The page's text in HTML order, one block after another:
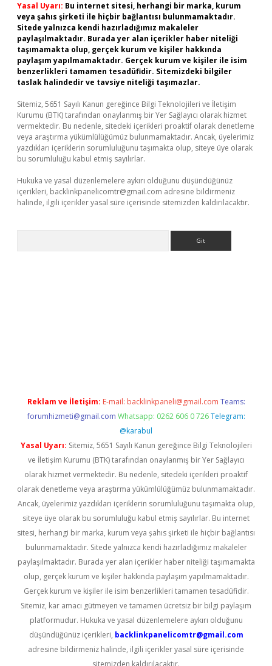
Yasal Uyarı: Bu internet sitesi, herhangi bir marka, kurum
veya şahıs şirketi ile hiçbir bağlantısı bulunmamaktadır.
Sitede yalnızca kendi hazırladığımız makaleler
paylaşılmaktadır. Burada yer alan içerikler haber niteliği
taşımamakta olup, gerçek kurum ve kişiler hakkında
paylaşım yapılmamaktadır. Gerçek kurum ve kişiler ile isim
benzerlikleri tamamen tesadüfidir. Sitemizdeki bilgiler
taslak halindedir ve tavsiye niteliği taşımazlar.
Sitemiz, 5651 Sayılı Kanun gereğince Bilgi Teknolojileri ve İletişim
Kurumu (BTK) tarafından onaylanmış bir Yer Sağlayıcı olarak hizmet
vermektedir. Bu nedenle, sitedeki içerikleri proaktif olarak denetleme
veya araştırma yükümlülüğümüz bulunmamaktadır. Ancak, üyelerimiz
yazdıkları içeriklerin sorumluluğunu taşımakta olup, siteye üye olarak
bu sorumluluğu kabul etmiş sayılırlar.
Hukuka ve yasal düzenlemelere aykırı olduğunu düşündüğünüz
içerikleri, backlinkpanelicomtr@gmail.com adresine bildirmeniz
halinde, ilgili içerikler yasal süre içerisinde sitemizden kaldırılacaktır.
Reklam ve İletişim: E-mail: backlinkpaneli@gmail.com Teams:
forumhizmeti@gmail.com Whatsapp: 0262 606 0 726 Telegram:
@karabul
Yasal Uyarı: Sitemiz, 5651 Sayılı Kanun gereğince Bilgi Teknolojileri
ve İletişim Kurumu (BTK) tarafından onaylanmış bir Yer Sağlayıcı
olarak hizmet vermektedir. Bu nedenle, sitedeki içerikleri proaktif
olarak denetleme veya araştırma yükümlülüğümüz bulunmamaktadır.
Ancak, üyelerimiz yazdıkları içeriklerin sorumluluğunu taşımakta olup,
siteye üye olarak bu sorumluluğu kabul etmiş sayılırlar. Bu internet
sitesi, herhangi bir marka, kurum veya şahıs şirketi ile hiçbir bağlantısı
bulunmamaktadır. Sitede yalnızca kendi hazırladığımız makaleler
paylaşılmaktadır. Burada yer alan içerikler haber niteliği taşımamakta
olup, gerçek kurum ve kişiler hakkında paylaşım yapılmamaktadır.
Gerçek kurum ve kişiler ile isim benzerlikleri tamamen tesadüfidir.
Sitemiz, kar amacı gütmeyen ve tamamen ücretsiz bir bilgi paylaşım
platformudur. Hukuka ve yasal düzenlemelere aykırı olduğunu
düşündüğünüz içerikleri, backlinkpanelicomtr@gmail.com
adresine bildirmeniz halinde, ilgili içerikler yasal süre içerisinde
sitemizden kaldırılacaktır.